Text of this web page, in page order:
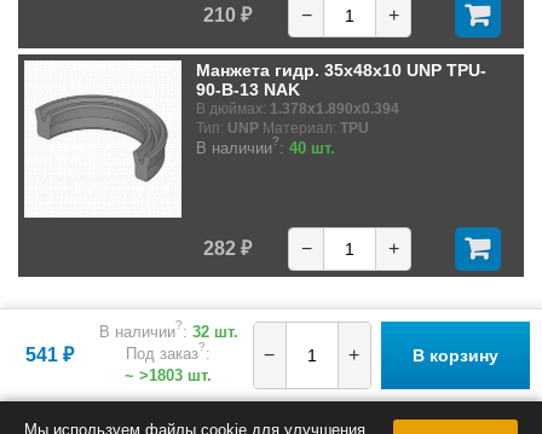
541 ₽
В наличии?: 32 шт.
Под заказ?:
~ >1803 шт.
− + В корзину
210 ₽ − +
Манжета гидр. 35x48x10 UNP TPU-
90-B-13 NAK
В дюймах: 1.378x1.890x0.394
Тип: UNP Материал: TPU
В наличии?: 40 шт.
282 ₽ − +
Мы используем файлы cookie для улучшения